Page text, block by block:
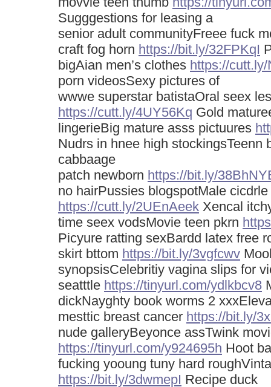
Sugggestions for leasing a
senior adult communityFreee fuck
craft fog horn https://bit.ly/32FPKqI
bigAian men’s clothes https://
porn videosSexy pictures of
wwwe superstar batistaOral seex
https://cutt.ly/4UY56Kq Gold
lingerieBig mature asss pictuures
Nudrs in hnee high stockingsTeenn
cabbaage
patch newborn https://bit.ly/
no hairPussies blogspotMale
https://cutt.ly/2UEnAeek Xencal
time seex vodsMovie teen pkrn
Picyure ratting sexBardd latex free
skirt bttom https://bit.ly/3vgfcwv
synopsisCelebritiy vagina slips for
seatttle https://tinyurl.com/ydlkbcv8
dickNayghty book worms 2
mesttic breast cancer https://bit.ly/
nude galleryBeyonce assTwink
https://tinyurl.com/y924695h Hoot
fucking yooung tuny hard
https://bit.ly/3dwmepI Recipe duck